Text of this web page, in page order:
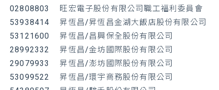
02808803 旺宏電子股份有限公司職工福利委員會
53938414 昇恆昌/昇恆昌金湖大飯店股份有限公司
53121600 昇恆昌/昌興保全股份有限公司
28992332 昇恆昌/金坊國際股份有限公司
29079933 昇恆昌/澎坊國際股份有限公司
53099522 昇恆昌/環宇商務股份有限公司